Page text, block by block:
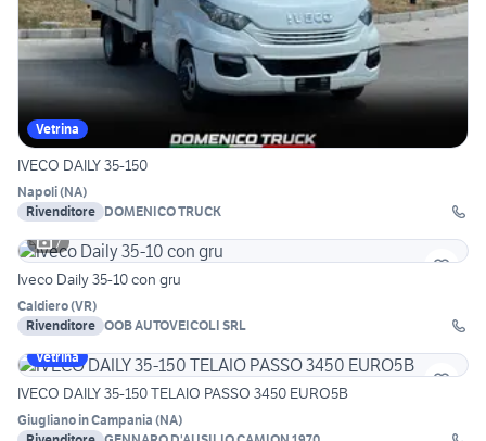
Vetrina
IVECO DAILY 35-150
Napoli(NA)
Rivenditore DOMENICO TRUCK
7
Iveco Daily 35-10 con gru
Caldiero(VR)
Rivenditore OOB AUTOVEICOLI SRL
Vetrina
IVECO DAILY 35-150 TELAIO PASSO 3450 EURO5B
Giugliano in Campania (NA)